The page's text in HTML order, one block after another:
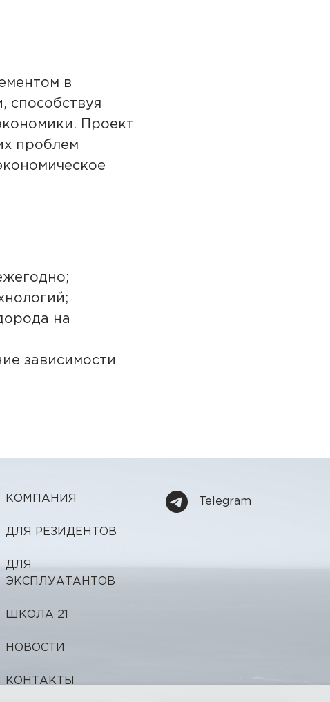
в
способствуя
Проект
проблем
на
зависимости
КОМПАНИЯ
ДЛЯ РЕЗИДЕНТОВ
ДЛЯ
ЭКСПЛУАТАНТОВ
ШКОЛА 21
НОВОСТИ
КОНТАКТЫ
Telegram